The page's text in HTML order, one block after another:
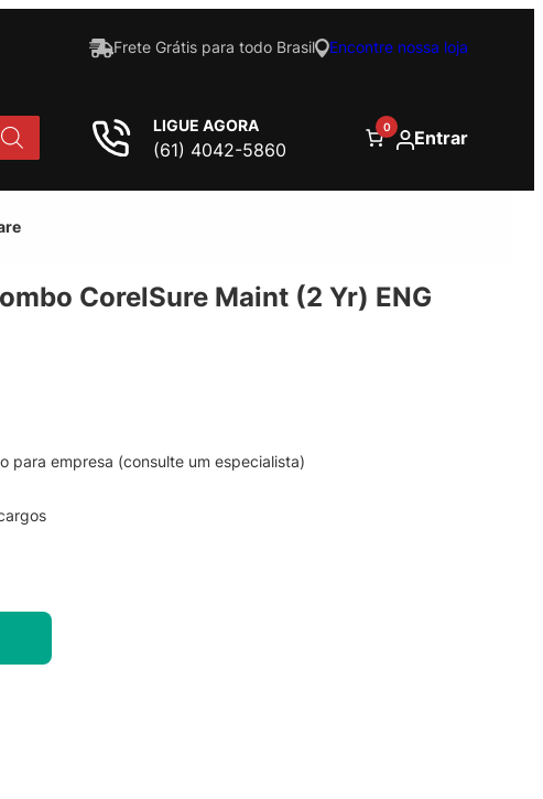
Frete Grátis para todo Brasil Encontre nossa loja
LIGUE AGORA
(61) 4042-5860
0 Entrar
CorelSure Maint (2 Yr) ENG
para empresa (consulte um especialista)